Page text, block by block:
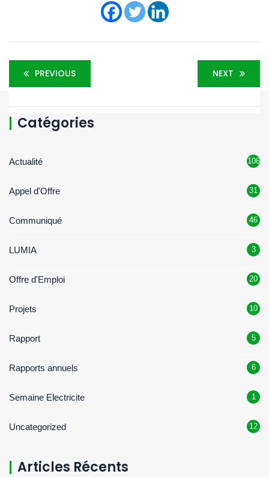
PREVIOUS NEXT
Catégories
Actualité 106
Appel d'Offre 31
Communiqué 46
LUMIA 3
Offre d'Emploi 20
Projets 10
Rapport 5
Rapports annuels 6
Semaine Electricite 1
Uncategorized 12
Articles Récents